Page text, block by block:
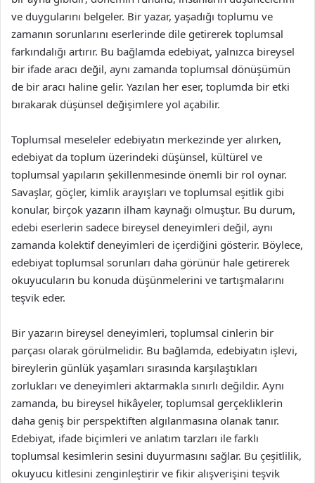
ve duygularını belgeler. Bir yazar, yaşadığı toplumu ve
zamanın sorunlarını eserlerinde dile getirerek toplumsal
farkındalığı artırır. Bu bağlamda edebiyat, yalnızca bireysel
bir ifade aracı değil, aynı zamanda toplumsal dönüşümün
de bir aracı haline gelir. Yazılan her eser, toplumda bir etki
bırakarak düşünsel değişimlere yol açabilir.
Toplumsal meseleler edebiyatın merkezinde yer alırken,
edebiyat da toplum üzerindeki düşünsel, kültürel ve
toplumsal yapıların şekillenmesinde önemli bir rol oynar.
Savaşlar, göçler, kimlik arayışları ve toplumsal eşitlik gibi
konular, birçok yazarın ilham kaynağı olmuştur. Bu durum,
edebi eserlerin sadece bireysel deneyimleri değil, aynı
zamanda kolektif deneyimleri de içerdiğini gösterir. Böylece,
edebiyat toplumsal sorunları daha görünür hale getirerek
okuyucuların bu konuda düşünmelerini ve tartışmalarını
teşvik eder.
Bir yazarın bireysel deneyimleri, toplumsal cinlerin bir
parçası olarak görülmelidir. Bu bağlamda, edebiyatın işlevi,
bireylerin günlük yaşamları sırasında karşılaştıkları
zorlukları ve deneyimleri aktarmakla sınırlı değildir. Aynı
zamanda, bu bireysel hikâyeler, toplumsal gerçekliklerin
daha geniş bir perspektiften algılanmasına olanak tanır.
Edebiyat, ifade biçimleri ve anlatım tarzları ile farklı
toplumsal kesimlerin sesini duyurmasını sağlar. Bu çeşitlilik,
okuyucu kitlesini zenginleştirir ve fikir alışverişini teşvik